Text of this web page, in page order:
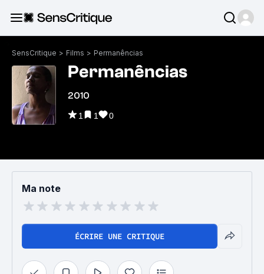
SensCritique > Films > Permanências
Permanências
2010
1 1 0
Ma note
ÉCRIRE UNE CRITIQUE